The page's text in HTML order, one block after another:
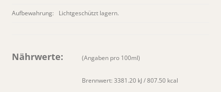
Aufbewahrung: Lichtgeschützt lagern.
Nährwerte: (Angaben pro 100ml)
Brennwert: 3381.20 kJ / 807.50 kcal